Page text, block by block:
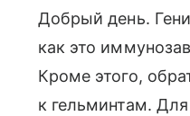
Добрый день.
как это
Кроме этого,
к гельминтам.